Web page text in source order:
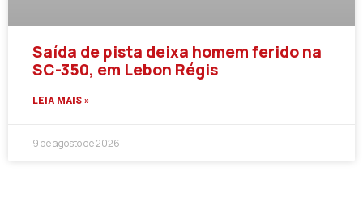
Saída de pista deixa homem ferido na
SC-350, em Lebon Régis
LEIA MAIS »
9 de agosto de 2026